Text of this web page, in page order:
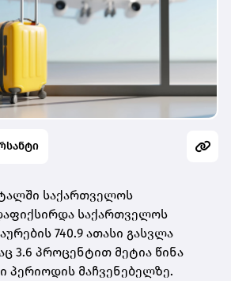
საქართველოს
საქართველოს
740.9 ათასი გასვლა
3.6 პროცენტით მეტია წინა
პერიოდის მაჩვენებელზე.